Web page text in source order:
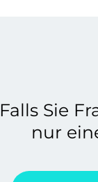
Falls Sie
nur